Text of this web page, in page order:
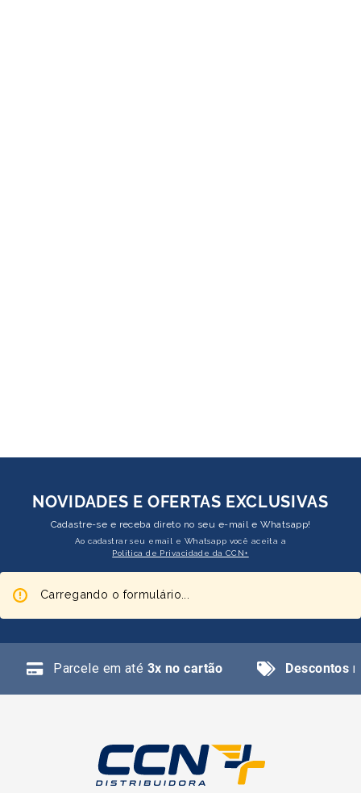
NOVIDADES E OFERTAS EXCLUSIVAS
Cadastre-se e receba direto no seu e-mail e Whatsapp!
Ao cadastrar seu email e Whatsapp você aceita a
Política de Privacidade da CCN+
Carregando o formulário...
Parcele em até 3x no cartão Descontos